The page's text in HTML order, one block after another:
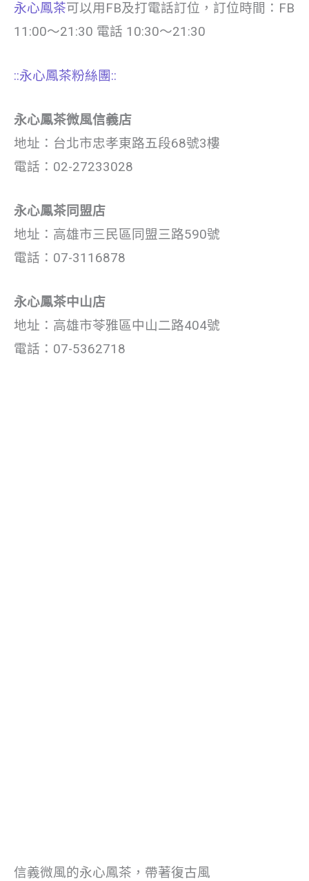
永心鳳茶可以用FB及打電話訂位，訂位時間：FB
11:00～21:30 電話 10:30～21:30
::永心鳳茶粉絲團::
永心鳳茶微風信義店
地址：台北市忠孝東路五段68號3樓
電話：02-27233028
永心鳳茶同盟店
地址：高雄市三民區同盟三路590號
電話：07-3116878
永心鳳茶中山店
地址：高雄市苓雅區中山二路404號
電話：07-5362718
信義微風的永心鳳茶，帶著復古風